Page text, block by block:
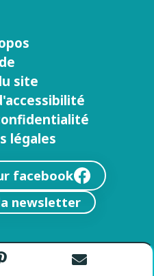
Partager Envoyer
site
légales
facebook
newsletter